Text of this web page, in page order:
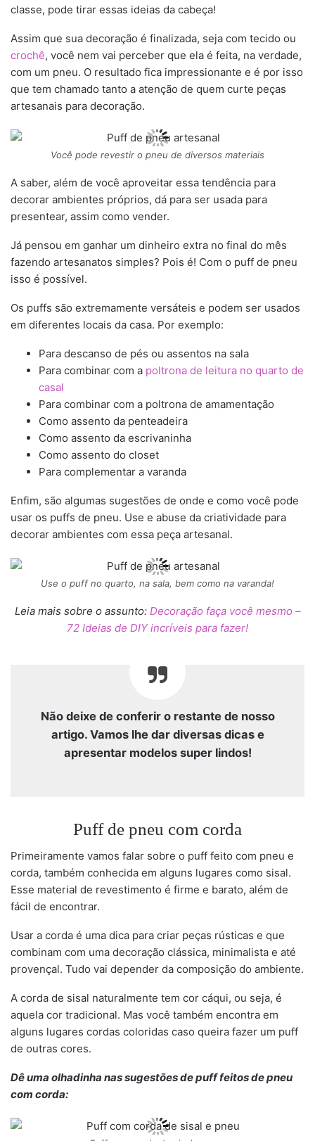
classe, pode tirar essas ideias da cabeça!
Assim que sua decoração é finalizada, seja com tecido ou
crochê, você nem vai perceber que ela é feita, na verdade,
com um pneu. O resultado fica impressionante e é por isso
que tem chamado tanto a atenção de quem curte peças
artesanais para decoração.
Você pode revestir o pneu de diversos materiais
A saber, além de você aproveitar essa tendência para
decorar ambientes próprios, dá para ser usada para
presentear, assim como vender.
Já pensou em ganhar um dinheiro extra no final do mês
fazendo artesanatos simples? Pois é! Com o puff de pneu
isso é possível.
Os puffs são extremamente versáteis e podem ser usados
em diferentes locais da casa. Por exemplo:
Para descanso de pés ou assentos na sala
Para combinar com a poltrona de leitura no quarto de
casal
Para combinar com a poltrona de amamentação
Como assento da penteadeira
Como assento da escrivaninha
Como assento do closet
Para complementar a varanda
Enfim, são algumas sugestões de onde e como você pode
usar os puffs de pneu. Use e abuse da criatividade para
decorar ambientes com essa peça artesanal.
Use o puff no quarto, na sala, bem como na varanda!
Leia mais sobre o assunto: Decoração faça você mesmo –
72 Ideias de DIY incríveis para fazer!
Não deixe de conferir o restante de nosso
artigo. Vamos lhe dar diversas dicas e
apresentar modelos super lindos!
Puff de pneu com corda
Primeiramente vamos falar sobre o puff feito com pneu e
corda, também conhecida em alguns lugares como sisal.
Esse material de revestimento é firme e barato, além de
fácil de encontrar.
Usar a corda é uma dica para criar peças rústicas e que
combinam com uma decoração clássica, minimalista e até
provençal. Tudo vai depender da composição do ambiente.
A corda de sisal naturalmente tem cor cáqui, ou seja, é
aquela cor tradicional. Mas você também encontra em
alguns lugares cordas coloridas caso queira fazer um puff
de outras cores.
Dê uma olhadinha nas sugestões de puff feitos de pneu
com corda: